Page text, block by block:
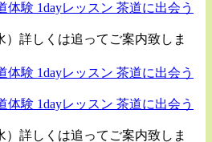
体験 1dayレッスン 茶道に出会う
）詳しくは追ってご案内致しま
体験 1dayレッスン 茶道に出会う
体験 1dayレッスン 茶道に出会う
）詳しくは追ってご案内致しま